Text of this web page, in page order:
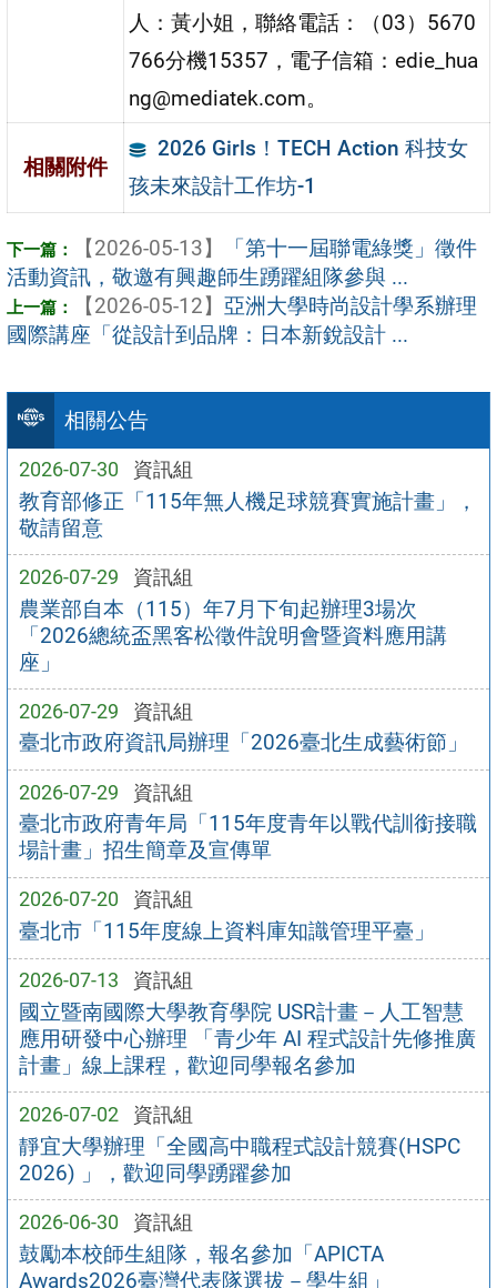
相關公告
2026-07-30 資訊組
教育部修正「115年無人機足球競賽實施計畫」，
敬請留意
2026-07-29 資訊組
農業部自本（115）年7月下旬起辦理3場次
「2026總統盃黑客松徵件說明會暨資料應用講
座」
2026-07-29 資訊組
臺北市政府資訊局辦理「2026臺北生成藝術節」
2026-07-29 資訊組
臺北市政府青年局「115年度青年以戰代訓銜接職
場計畫」招生簡章及宣傳單
2026-07-20 資訊組
臺北市「115年度線上資料庫知識管理平臺」
2026-07-13 資訊組
國立暨南國際大學教育學院 USR計畫－人工智慧
應用研發中心辦理 「青少年 AI 程式設計先修推廣
計畫」線上課程，歡迎同學報名參加
2026-07-02 資訊組
靜宜大學辦理「全國高中職程式設計競賽(HSPC
2026) 」，歡迎同學踴躍參加
2026-06-30 資訊組
鼓勵本校師生組隊，報名參加「APICTA
Awards2026臺灣代表隊選拔－學生組」
人：黃小姐，聯絡電話：（03）5670
766分機15357，電子信箱：edie_hua
ng@mediatek.com。
相關附件
2026 Girls！TECH Action 科技女
孩未來設計工作坊-1
【2026-05-13】
「第十一屆聯電綠獎」徵件
活動資訊，敬邀有興趣師生踴躍組隊參與 ...
【2026-05-12】 亞洲大學時尚設計學系辦理
國際講座「從設計到品牌：日本新銳設計 ...